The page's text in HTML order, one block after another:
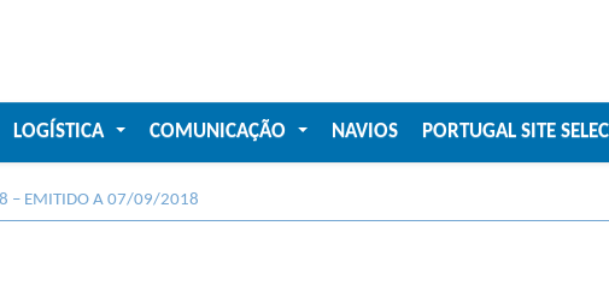
LOGÍSTICA COMUNICAÇÃO NAVIOS PORTUGAL SITE
– EMITIDO A 07/09/2018